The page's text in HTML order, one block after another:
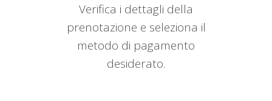
Verifica i dettagli della
prenotazione e seleziona il
metodo di pagamento
desiderato.